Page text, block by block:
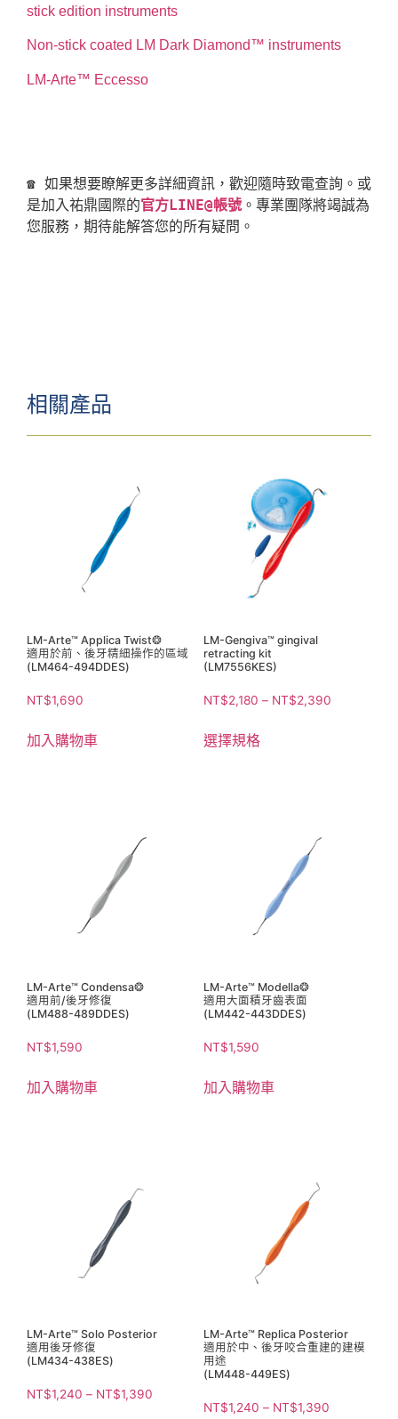
stick edition instruments
Non-stick coated LM Dark Diamond™ instruments
LM-Arte™ Eccesso
☎ 如果想要瞭解更多詳細資訊，歡迎隨時致電查詢。或
是加入祐鼎國際的官方LINE@帳號 。專業團隊將竭誠為
相關產品
LM-Arte™ Applica Twist❂
適用於前、後牙精細操作的區域
(LM464-494DDES)
NT$1,690
加入購物車
LM-Gengiva™ gingival
retracting kit
(LM7556KES)
NT$2,180 – NT$2,390
選擇規格
LM-Arte™ Condensa❂
適用前/後牙修復
(LM488-489DDES)
NT$1,590
加入購物車
LM-Arte™ Modella❂
適用大面積牙齒表面
(LM442-443DDES)
NT$1,590
加入購物車
LM-Arte™ Solo Posterior
適用後牙修復
(LM434-438ES)
NT$1,240 – NT$1,390
LM-Arte™ Replica Posterior
適用於中、後牙咬合重建的建模
用途
(LM448-449ES)
NT$1,240 – NT$1,390